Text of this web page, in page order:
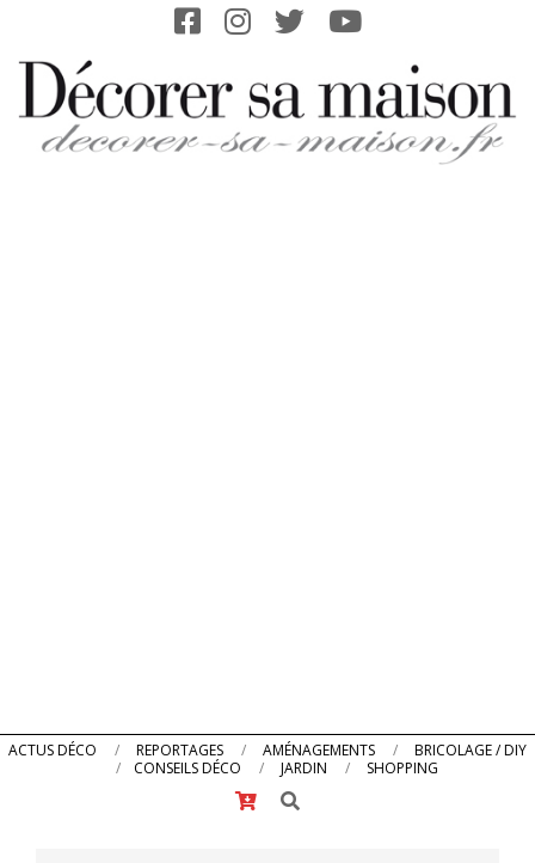
content
Primary
ACTUS DÉCO REPORTAGES AMÉNAGEMENTS
BRICOLAGE / DIY
CONSEILS DÉCO
JARDIN
SHOPPING
Search